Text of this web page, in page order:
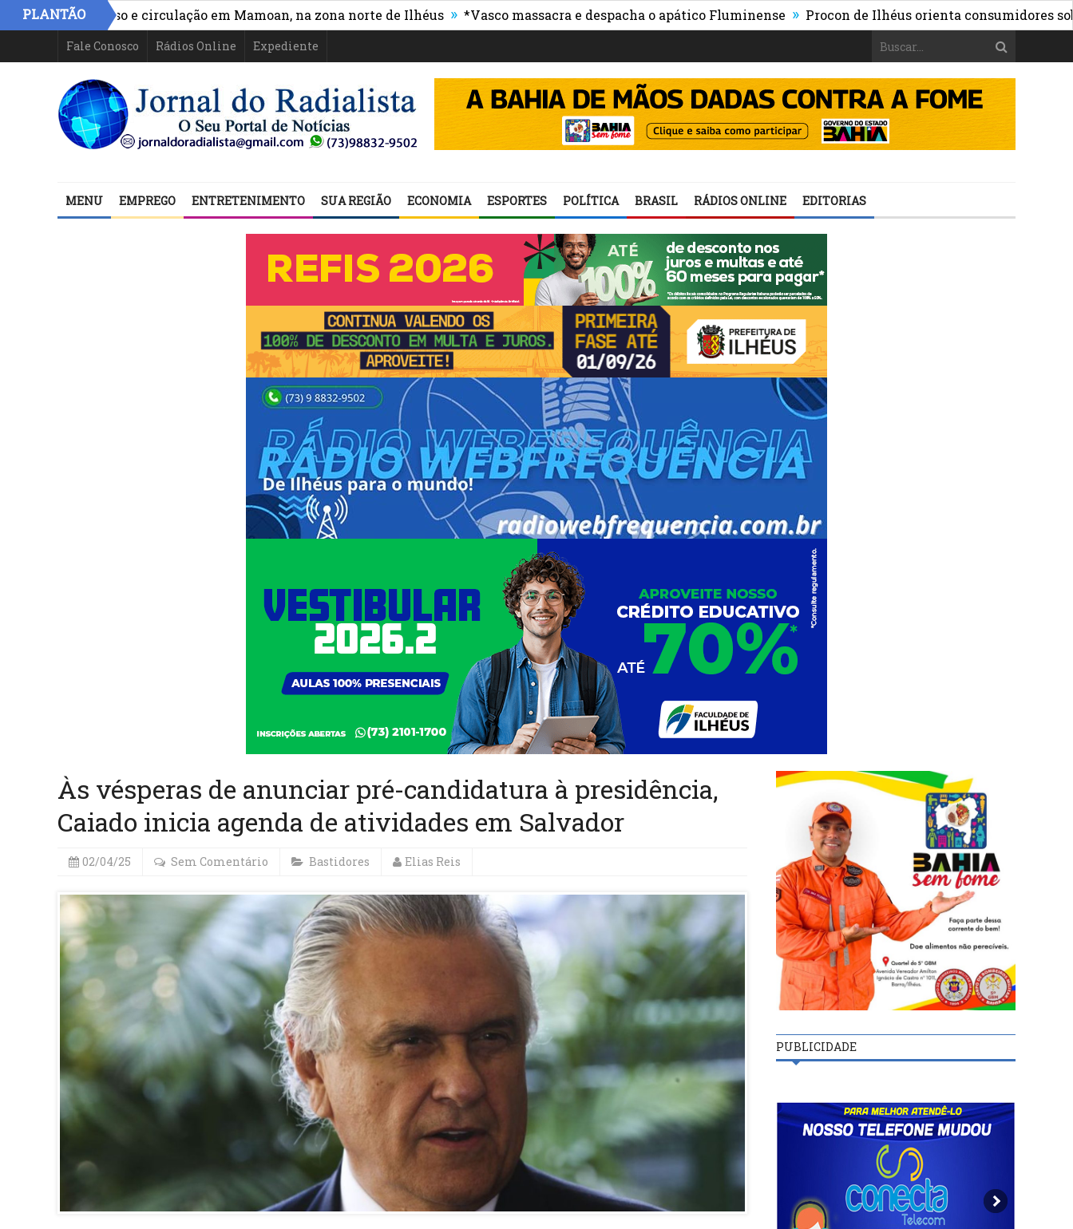
PLANTÃO
acesso e circulação em Mamoan, na zona norte de Ilhéus » *Vasco massacra e despacha o apático Fluminense » Procon de Ilhéus orienta consumidores sobre os
Fale Conosco Rádios Online Expediente
MENU EMPREGO ENTRETENIMENTO SUA REGIÃO ECONOMIA ESPORTES POLÍTICA BRASIL RÁDIOS ONLINE EDITORIAS
Às vésperas de anunciar pré-candidatura à presidência,
Caiado inicia agenda de atividades em Salvador
02/04/25 Sem Comentário Bastidores Elias Reis
PUBLICIDADE